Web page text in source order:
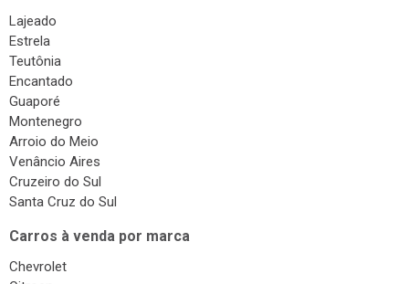
Lajeado
Estrela
Teutônia
Encantado
Guaporé
Montenegro
Arroio do Meio
Venâncio Aires
Cruzeiro do Sul
Santa Cruz do Sul
Carros à venda por marca
Chevrolet